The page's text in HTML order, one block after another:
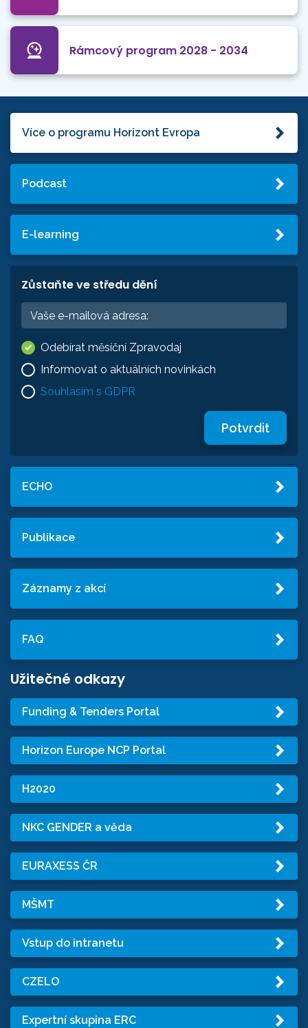
Rámcový program 2028 - 2034
Více o programu Horizont Evropa
Podcast
E-learning
Zůstaňte ve středu dění
Odebírat měsíční Zpravodaj
Informovat o aktuálních novinkách
Souhlasím s GDPR
Potvrdit
ECHO
Publikace
Záznamy z akcí
FAQ
Užitečné odkazy
Funding & Tenders Portal
Horizon Europe NCP Portal
H2020
NKC GENDER a věda
EURAXESS ČR
MŠMT
Vstup do intranetu
CZELO
Expertní skupina ERC